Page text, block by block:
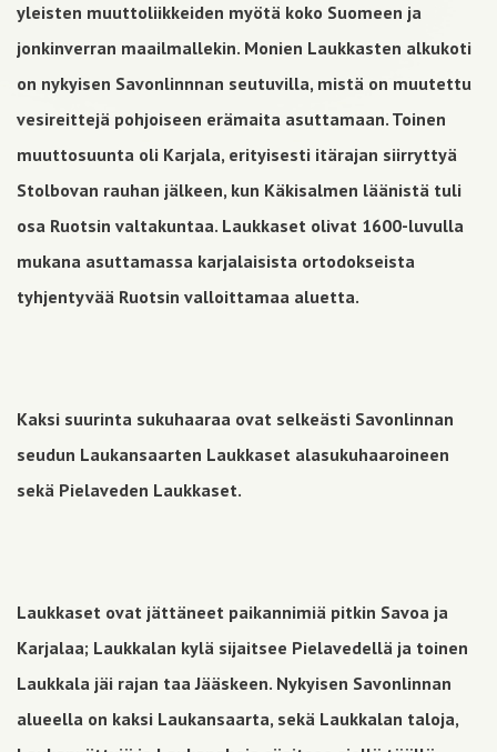
yleisten muuttoliikkeiden myötä koko Suomeen ja
jonkinverran maailmallekin. Monien Laukkasten alkukoti
on nykyisen Savonlinnnan seutuvilla, mistä on muutettu
vesireittejä pohjoiseen erämaita asuttamaan. Toinen
muuttosuunta oli Karjala, erityisesti itärajan siirryttyä
Stolbovan rauhan jälkeen, kun Käkisalmen läänistä tuli
osa Ruotsin valtakuntaa. Laukkaset olivat 1600-luvulla
mukana asuttamassa karjalaisista ortodokseista
tyhjentyvää Ruotsin valloittamaa aluetta.
Kaksi suurinta sukuhaaraa ovat selkeästi Savonlinnan
seudun Laukansaarten Laukkaset alasukuhaaroineen
sekä Pielaveden Laukkaset.
Laukkaset ovat jättäneet paikannimiä pitkin Savoa ja
Karjalaa; Laukkalan kylä sijaitsee Pielavedellä ja toinen
Laukkala jäi rajan taa Jääskeen. Nykyisen Savonlinnan
alueella on kaksi Laukansaarta, sekä Laukkalan taloja,